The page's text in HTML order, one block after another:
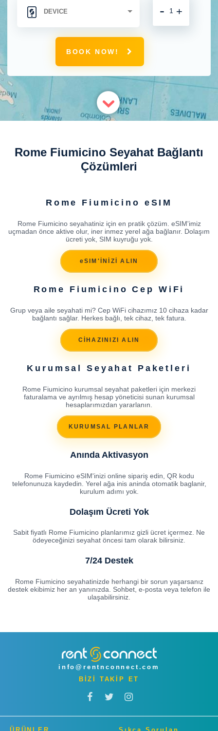
+
-
BOOK NOW!
Rome Fiumicino Seyahat Bağlantı
Çözümleri
Rome Fiumicino eSIM
Rome Fiumicino seyahatiniz için en pratik çözüm. eSIM'imiz
uçmadan önce aktive olur, iner inmez yerel ağa bağlanır. Dolaşım
ücreti yok, SIM kuyruğu yok.
eSIM'İNİZİ ALIN
Rome Fiumicino Cep WiFi
Grup veya aile seyahati mi? Cep WiFi cihazımız 10 cihaza kadar
bağlantı sağlar. Herkes bağlı, tek cihaz, tek fatura.
CİHAZINIZI ALIN
Kurumsal Seyahat Paketleri
Rome Fiumicino kurumsal seyahat paketleri için merkezi
faturalama ve ayrılmış hesap yöneticisi sunan kurumsal
hesaplarımızdan yararlanın.
KURUMSAL PLANLAR
Anında Aktivasyon
Rome Fiumicino eSIM'inizi online sipariş edin, QR kodu
telefonunuza kaydedin. Yerel ağa inis aninda otomatik baglanir,
kurulum adımı yok.
Dolaşım Ücreti Yok
Sabit fiyatlı Rome Fiumicino planlarımız gizli ücret içermez. Ne
ödeyeceğinizi seyahat öncesi tam olarak bilirsiniz.
7/24 Destek
Rome Fiumicino seyahatinizde herhangi bir sorun yaşarsanız
destek ekibimiz her an yanınızda. Sohbet, e-posta veya telefon ile
ulaşabilirsiniz.
info@rentnconnect.com
BİZİ TAKİP ET